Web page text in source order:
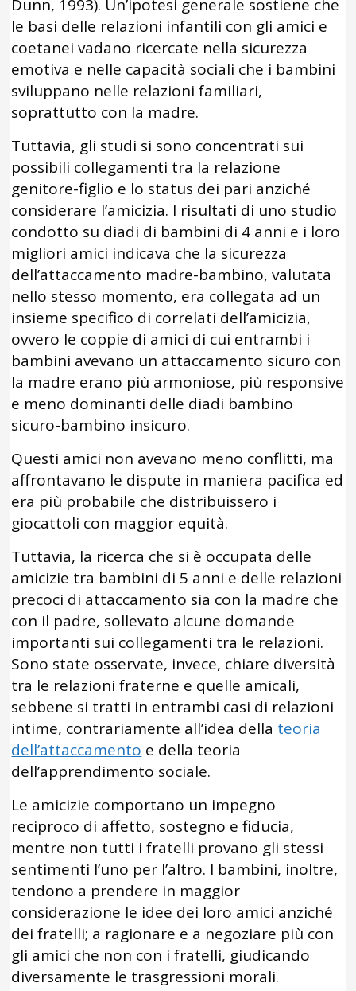
Dunn, 1993). Un’ipotesi generale sostiene che
le basi delle relazioni infantili con gli amici e
coetanei vadano ricercate nella sicurezza
emotiva e nelle capacità sociali che i bambini
sviluppano nelle relazioni familiari,
soprattutto con la madre.
Tuttavia, gli studi si sono concentrati sui
possibili collegamenti tra la relazione
genitore-figlio e lo status dei pari anziché
considerare l’amicizia. I risultati di uno studio
condotto su diadi di bambini di 4 anni e i loro
migliori amici indicava che la sicurezza
dell’attaccamento madre-bambino, valutata
nello stesso momento, era collegata ad un
insieme specifico di correlati dell’amicizia,
ovvero le coppie di amici di cui entrambi i
bambini avevano un attaccamento sicuro con
la madre erano più armoniose, più responsive
e meno dominanti delle diadi bambino
sicuro-bambino insicuro.
Questi amici non avevano meno conflitti, ma
affrontavano le dispute in maniera pacifica ed
era più probabile che distribuissero i
giocattoli con maggior equità.
Tuttavia, la ricerca che si è occupata delle
amicizie tra bambini di 5 anni e delle relazioni
precoci di attaccamento sia con la madre che
con il padre, sollevato alcune domande
importanti sui collegamenti tra le relazioni.
Sono state osservate, invece, chiare diversità
tra le relazioni fraterne e quelle amicali,
sebbene si tratti in entrambi casi di relazioni
intime, contrariamente all’idea della teoria
dell’attaccamento e della teoria
dell’apprendimento sociale.
Le amicizie comportano un impegno
reciproco di affetto, sostegno e fiducia,
mentre non tutti i fratelli provano gli stessi
sentimenti l’uno per l’altro. I bambini, inoltre,
tendono a prendere in maggior
considerazione le idee dei loro amici anziché
dei fratelli; a ragionare e a negoziare più con
gli amici che non con i fratelli, giudicando
diversamente le trasgressioni morali.